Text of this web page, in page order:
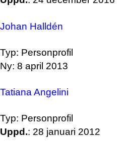
Johan Halldén
Typ: Personprofil
Ny: 8 april 2013
Tatiana Angelini
Typ: Personprofil
Uppd.: 28 januari 2012